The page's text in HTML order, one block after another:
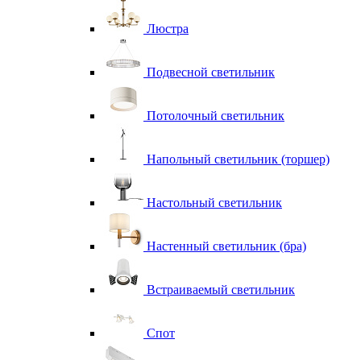
Люстра
Подвесной светильник
Потолочный светильник
Напольный светильник (торшер)
Настольный светильник
Настенный светильник (бра)
Встраиваемый светильник
Спот